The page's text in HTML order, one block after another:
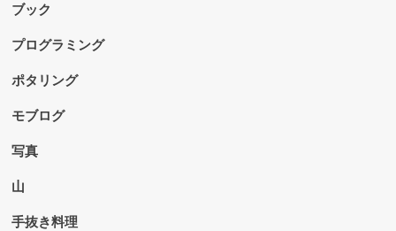
ブック
プログラミング
ポタリング
モブログ
写真
山
手抜き料理